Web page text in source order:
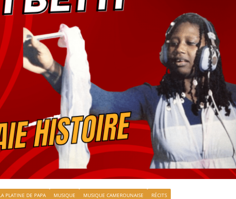
PLATINE DE PAPA MUSIQUE MUSIQUE CAMEROUNAISE RÉCITS